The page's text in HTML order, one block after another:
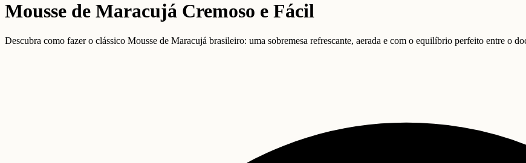
Mousse de Maracujá Cremoso e Fácil
Descubra como fazer o clássico Mousse de Maracujá brasileiro: uma sobremesa refrescante, aerada e com o equilíbrio perfeito entre o